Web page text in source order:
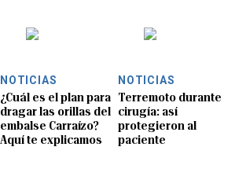
NOTICIAS
¿Cuál es el plan para
dragar las orillas del
embalse Carraízo?
Aquí te explicamos
NOTICIAS
Terremoto durante
cirugía: así
protegieron al
paciente